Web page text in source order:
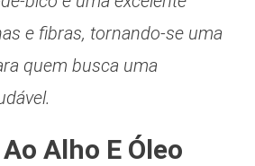
e fibras, tornando-se uma
quem busca uma
Alho E Óleo